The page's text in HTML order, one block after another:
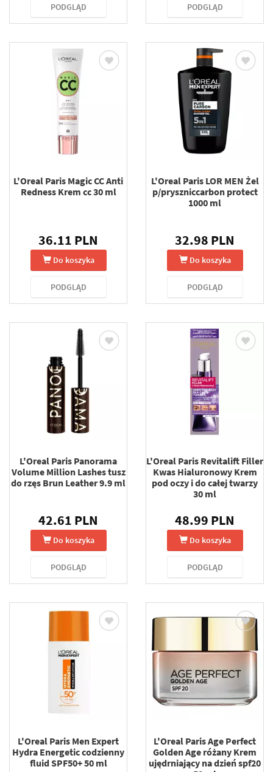
PODGLĄD PODGLĄD
L'Oreal Paris Magic CC Anti
Redness Krem cc 30 ml
36.11 PLN
Do koszyka
PODGLĄD
L'Oreal Paris LOR MEN Żel
p/pryszniccarbon protect
1000 ml
32.98 PLN
Do koszyka
PODGLĄD
L'Oreal Paris Panorama
Volume Million Lashes tusz
do rzęs Brun Leather 9.9 ml
42.61 PLN
Do koszyka
PODGLĄD
L'Oreal Paris Revitalift Filler
Kwas Hialuronowy Krem
pod oczy i do całej twarzy
30 ml
48.99 PLN
Do koszyka
PODGLĄD
L'Oreal Paris Men Expert
Hydra Energetic codzienny
fluid SPF50+ 50 ml
L'Oreal Paris Age Perfect
Golden Age różany Krem
ujędrniający na dzień spf20